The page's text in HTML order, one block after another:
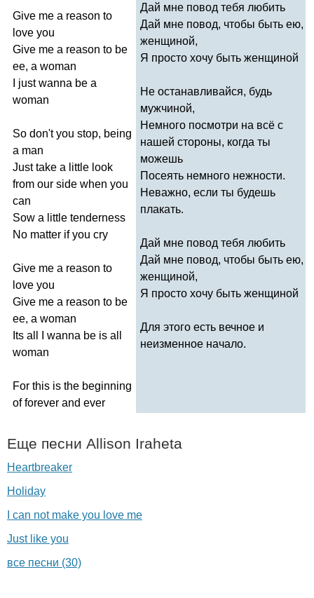
Give me a reason to
love you
Give me a reason to be
ee, a woman
just wanna be a
woman
So don't you stop, being
a man
Just take a little look
from our side when you
can
Sow a little tenderness
No matter if you cry
Give me a reason to
love you
Give me a reason to be
ee, a woman
Its all wanna be is all
woman
For this is the beginning
of forever and ever
Дай мне повод тебя любить
Дай мне повод, чтобы быть eю,
женщиной,
Я просто хочу быть женщиной
Не останавливайся, будь
мужчиной,
Немного посмотри на всё с
нашей стороны, когда ты
можешь
Посеять немного нежности.
Неважно, если ты будешь
плакать.
Дай мне повод тебя любить
Дай мне повод, чтобы быть eю,
женщиной,
Я просто хочу быть женщиной
Для этого есть вечное и
неизменное начало.
Еще песни Allison Iraheta
Heartbreaker
Holiday
I can not make you love me
Just like you
все песни (30)